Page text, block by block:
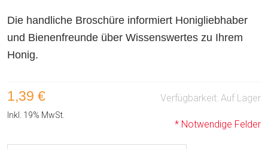
Die handliche Broschüre informiert Honigliebhaber
und Bienenfreunde über Wissenswertes zu Ihrem
Honig.
Verfügbarkeit: Auf Lager
1,39 €
Inkl. 19% MwSt.
* Notwendige Felder